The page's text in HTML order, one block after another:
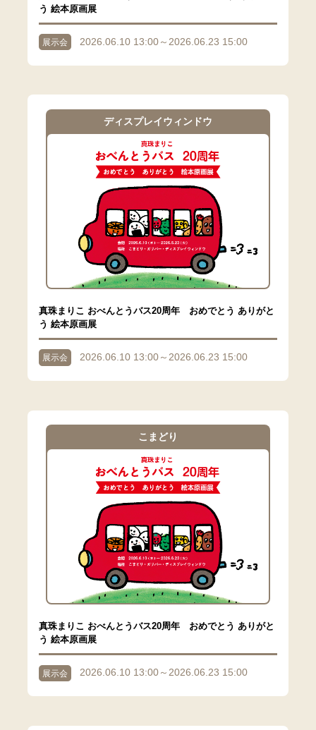
う 絵本原画展
展示会 2026.06.10 13:00～2026.06.23 15:00
ディスプレイウィンドウ
真珠まりこ おべんとうバス20周年 おめでとう ありがと
う 絵本原画展
展示会 2026.06.10 13:00～2026.06.23 15:00
こまどり
真珠まりこ おべんとうバス20周年 おめでとう ありがと
う 絵本原画展
展示会 2026.06.10 13:00～2026.06.23 15:00